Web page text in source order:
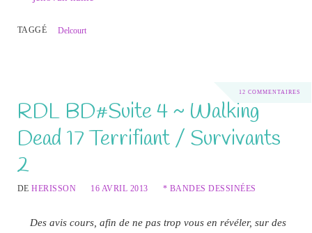
TAGGÉ Delcourt
12 COMMENTAIRES
RDL BD#Suite 4 ~ Walking
Dead 17 Terrifiant / Survivants
2
DEHERISSON 16 AVRIL 2013 * BANDES DESSINÉES
Des avis cours, afin de ne pas trop vous en révéler, sur des